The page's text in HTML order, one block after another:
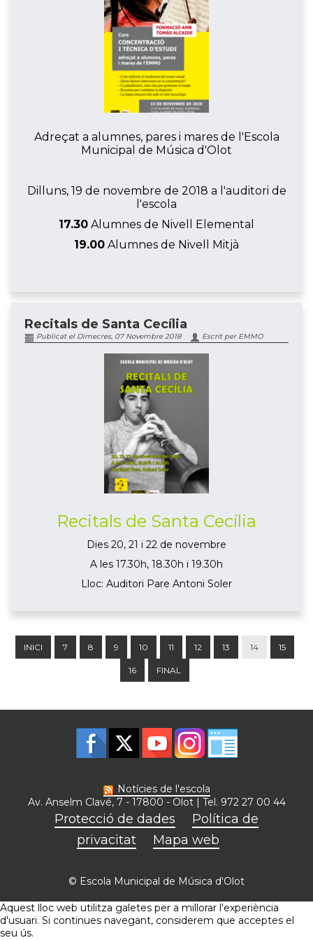
Adreçat a alumnes, pares i mares de l'Escola
Municipal de Música d'Olot
Dilluns, 19 de novembre de 2018 a l'auditori de
l'escola
17.30 Alumnes de Nivell Elemental
19.00 Alumnes de Nivell Mitjà
Recitals de Santa Cecília
Publicat el Dimecres, 07 Novembre 2018 Escrit per EMMO
Recitals de Santa Cecília
Dies 20, 21 i 22 de novembre
A les 17.30h, 18.30h i 19.30h
Lloc: Auditori Pare Antoni Soler
INICI 7 8 9 10 11 12 13 14 15
16 FINAL
Notícies de l'escola
Av. Anselm Clavé, 7 - 17800 - Olot | Tel. 972 27 00 44
Protecció de dades
Política de
privacitat
Mapa web
© Escola Municipal de Música d'Olot
Aquest lloc web utilitza galetes per a millorar l'experiència
d'usuari. Si continues navegant, considerem que acceptes el
seu ús.